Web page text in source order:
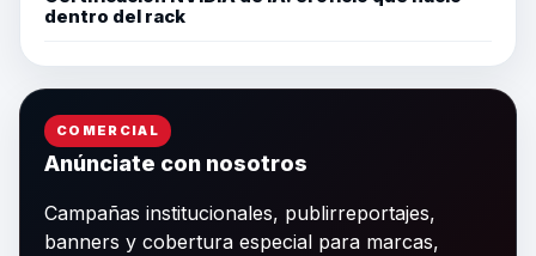
dentro del rack
COMERCIAL
Anúnciate con nosotros
Campañas institucionales, publirreportajes,
banners y cobertura especial para marcas,